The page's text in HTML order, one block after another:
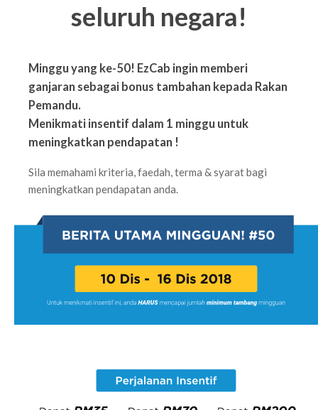
seluruh negara!
Minggu yang ke-50! EzCab ingin memberi
ganjaran sebagai bonus tambahan kepada Rakan
Pemandu.
Menikmati insentif dalam 1 minggu untuk
meningkatkan pendapatan !
Sila memahami kriteria, faedah, terma & syarat bagi
meningkatkan pendapatan anda.